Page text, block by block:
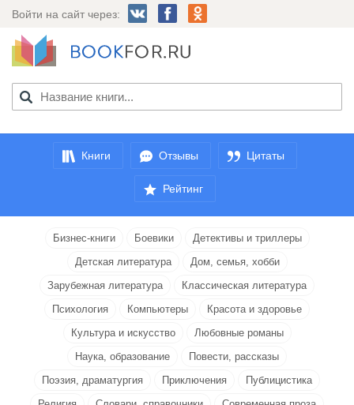
Войти на сайт через:
Книги Отзывы Цитаты
Рейтинг
Бизнес-книги Боевики
Детективы и триллеры
Детская литература
Дом, семья, хобби
Зарубежная литература
Классическая литература
Психология
Компьютеры
Красота и здоровье
Культура и искусство
Любовные романы
Наука, образование
Повести, рассказы
Поэзия, драматургия
Приключения
Публицистика